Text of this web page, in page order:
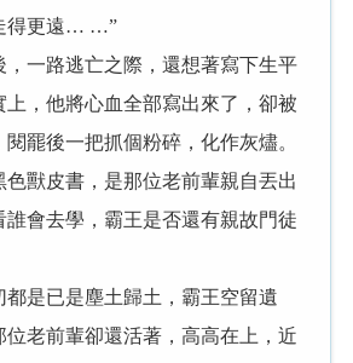
得更遠… …”
，一路逃亡之際，還想著寫下生平
上，他將心血全部寫出來了，卻被
罷後一把抓個粉碎，化作灰燼。
色獸皮書，是那位老前輩親自丟出
誰會去學，霸王是否還有親故門徒
都是已是塵土歸土，霸王空留遺
老前輩卻還活著，高高在上，近